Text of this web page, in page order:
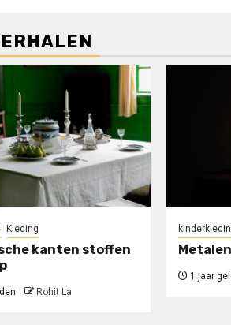
Kleding
kanten stoffen
Rohit La
1 jaar